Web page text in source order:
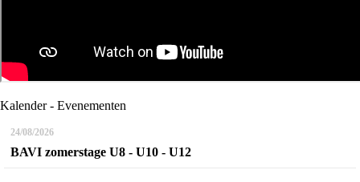
Kalender - Evenementen
24/08/2026
BAVI zomerstage U8 - U10 - U12